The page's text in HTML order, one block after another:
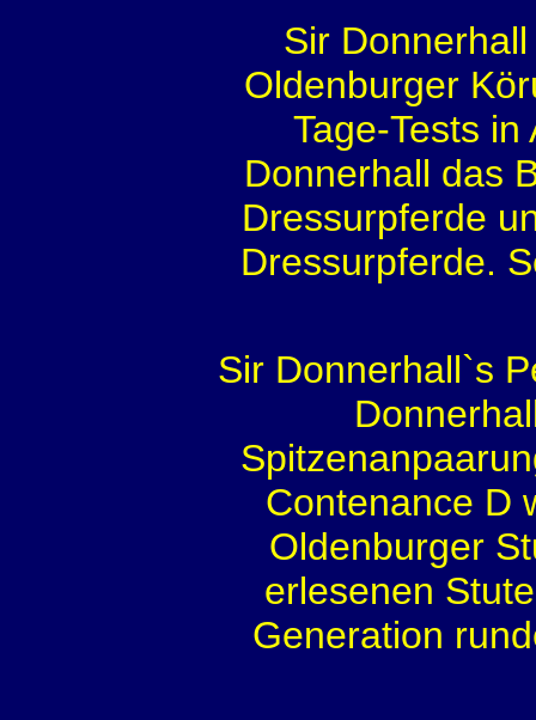
Sir
Oldenburger
Tage-Tests
Donnerhall das
Dressurpferde
Dressurpferde.
Sir Donnerhall`s
Contenance D
Oldenburger
erlesenen
Generation